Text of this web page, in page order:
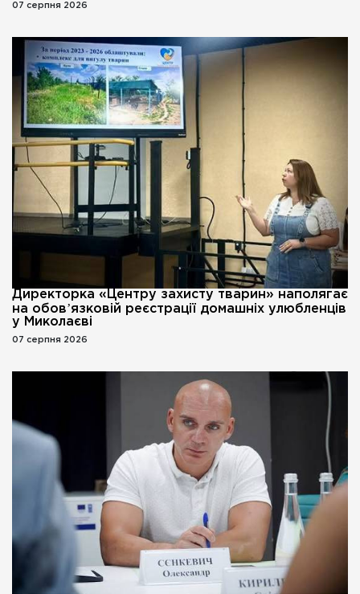
07 серпня 2026
Директорка «Центру захисту тварин» наполягає
на обовʼязковій реєстрації домашніх улюбленців
у Миколаєві
07 серпня 2026